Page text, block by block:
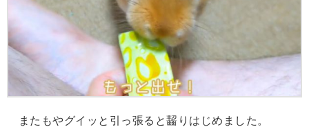
またもやグイッと引っ張ると齧りはじめました。